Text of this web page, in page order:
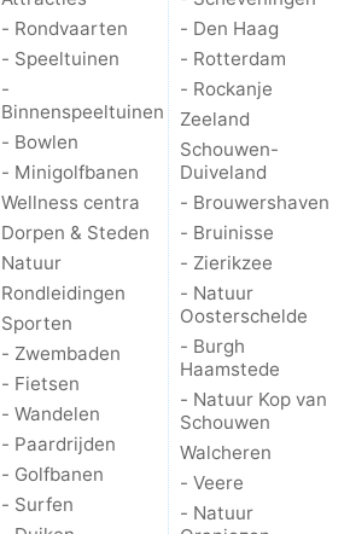
- Rondvaarten
- Speeltuinen
-
Binnenspeeltuinen
- Bowlen
- Minigolfbanen
Wellness centra
Dorpen & Steden
Natuur
Rondleidingen
Sporten
- Zwembaden
- Fietsen
- Wandelen
- Paardrijden
- Golfbanen
- Surfen
- Den Haag
- Rotterdam
- Rockanje
Zeeland
Schouwen-
Duiveland
- Brouwershaven
- Bruinisse
- Zierikzee
- Natuur
Oosterschelde
- Burgh
Haamstede
- Natuur Kop van
Schouwen
Walcheren
- Veere
- Natuur